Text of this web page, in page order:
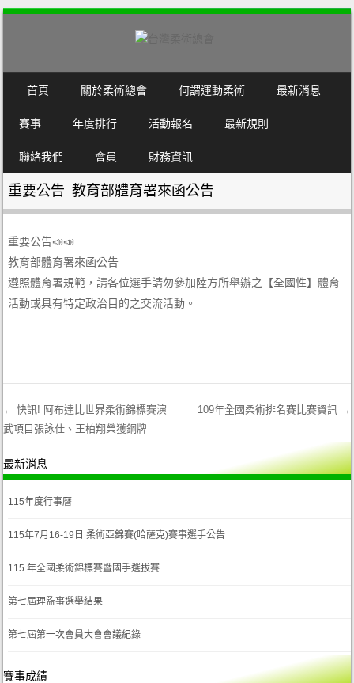
MENU
SKIP TO CONTENT
首頁 關於柔術總會 何謂運動柔術 最新消息
賽事 年度排行 活動報名 最新規則
聯絡我們 會員 財務資訊
重要公告 教育部體育署來函公告
重要公告📣📣
教育部體育署來函公告
遵照體育署規範，請各位選手請勿參加陸方所舉辦之【全國性】體育
活動或具有特定政治目的之交流活動。
Post navigation
← 快訊! 阿布達比世界柔術錦標賽演
武項目張詠仕、王柏翔榮獲銅牌
109年全國柔術排名賽比賽資訊 →
最新消息
115年度行事曆
115年7月16-19日 柔術亞錦賽(哈薩克)賽事選手公告
115 年全國柔術錦標賽暨國手選拔賽
第七屆理監事選舉結果
第七屆第一次會員大會會議紀錄
賽事成績